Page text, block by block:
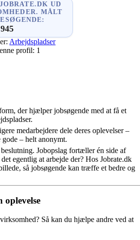
UD
MÅLT
Arbejdspladser
profil: 1
der hjælper jobsøgende med at få et
medarbejdere dele deres oplevelser –
gode – helt anonymt.
Jobopslag fortæller én side af
egentlig at arbejde der? Hos Jobrate.dk
så jobsøgende kan træffe et bedre og
Så kan du hjælpe andre ved at